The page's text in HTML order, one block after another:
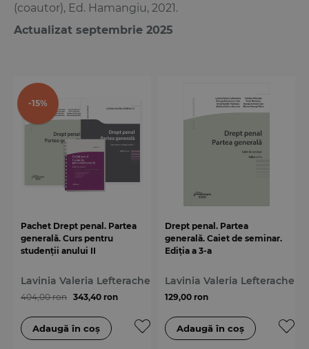
(coautor), Ed. Hamangiu, 2021.
Actualizat septembrie 2025
-15%
Pachet Drept penal. Partea
generală. Curs pentru
studenții anului II
Lavinia Valeria Lefterache
404,00 ron 343,40 ron
Drept penal. Partea
generală. Caiet de seminar.
Ediția a 3-a
Lavinia Valeria Lefterache
129,00 ron